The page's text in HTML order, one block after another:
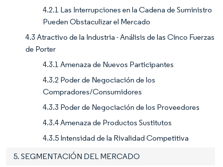
4.2.1 Las Interrupciones en la Cadena de Suministro
Pueden Obstaculizar el Mercado
4.3 Atractivo de la Industria - Análisis de las Cinco Fuerzas
de Porter
4.3.1 Amenaza de Nuevos Participantes
4.3.2 Poder de Negociación de los
Compradores/Consumidores
4.3.3 Poder de Negociación de los Proveedores
4.3.4 Amenaza de Productos Sustitutos
4.3.5 Intensidad de la Rivalidad Competitiva
5. SEGMENTACIÓN DEL MERCADO